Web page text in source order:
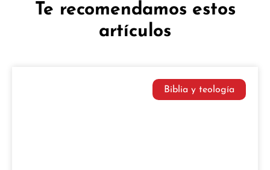
Te recomendamos estos
artículos
Biblia y teología